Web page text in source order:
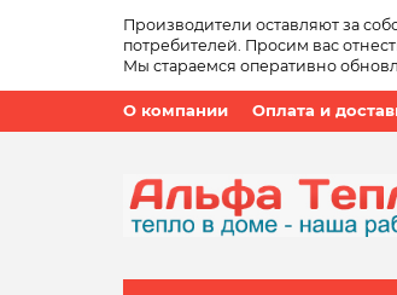
Производители оставляют за
потребителей. Просим вас
Мы стараемся оперативно
О компании Оплата и